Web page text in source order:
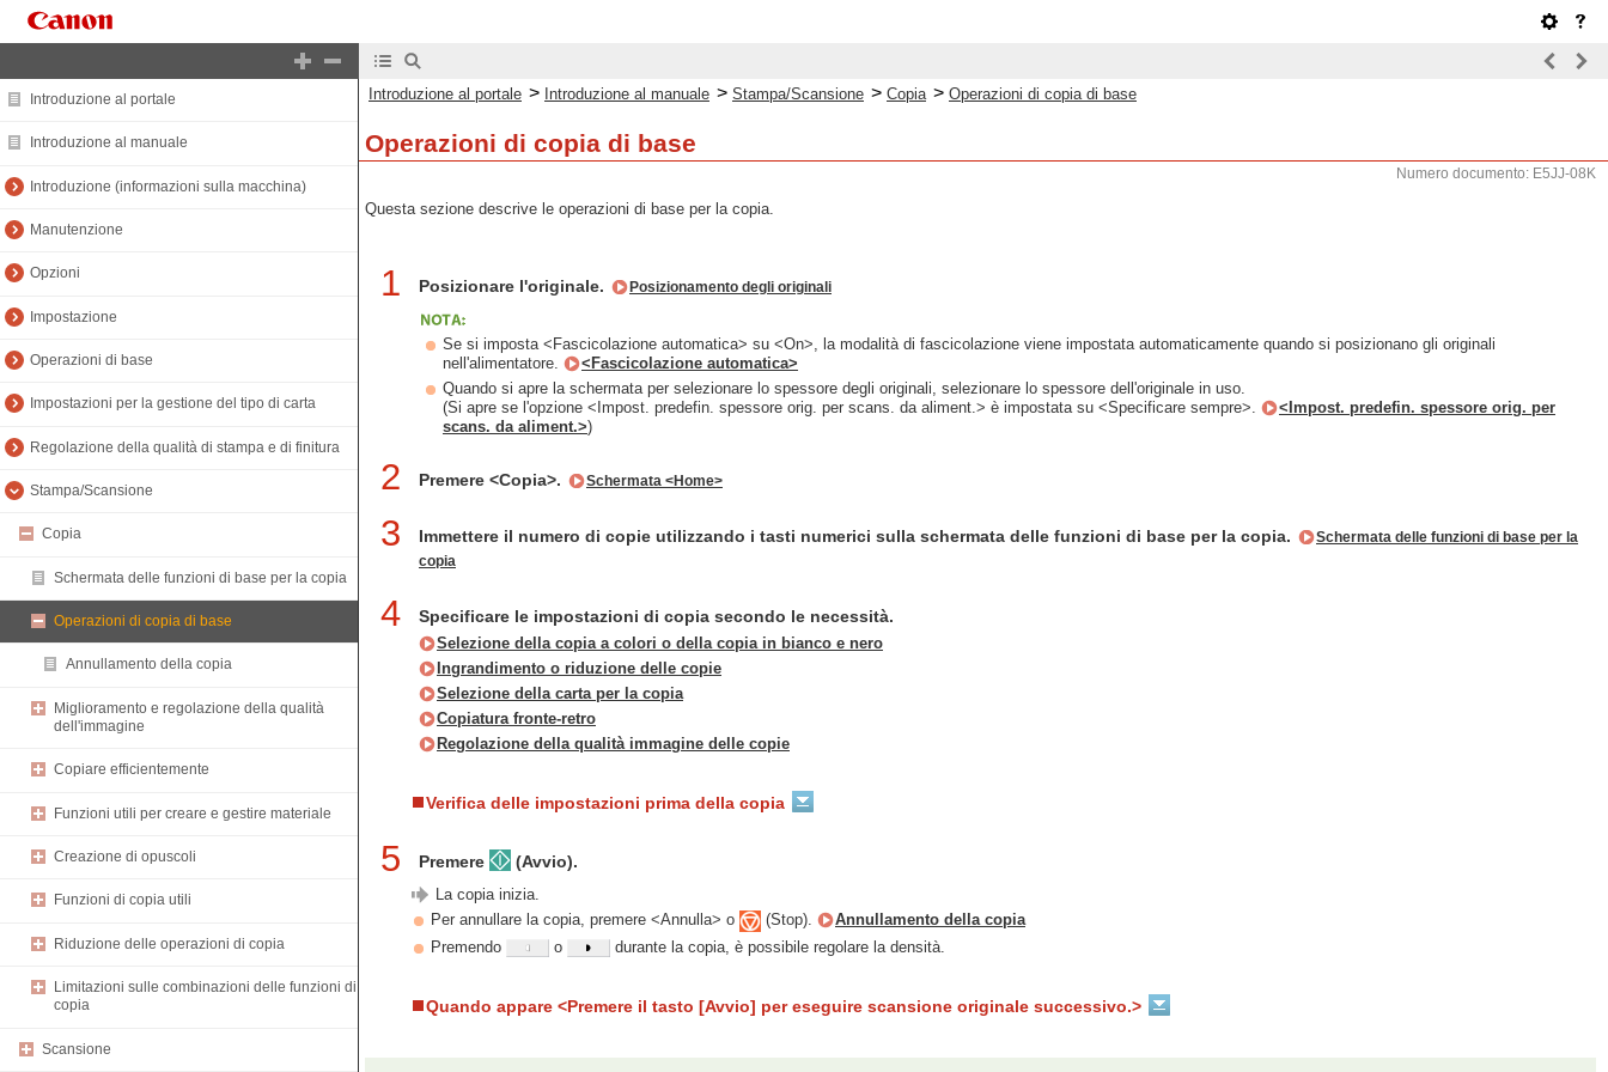
Introduzione al portale
Introduzione al manuale
Introduzione (informazioni sulla macchina)
Manutenzione
Opzioni
Impostazione
Operazioni di base
Impostazioni per la gestione del tipo di carta
Regolazione della qualità di stampa e di finitura
Stampa/Scansione
Copia
Schermata delle funzioni di base per la copia
Operazioni di copia di base
Annullamento della copia
Miglioramento e regolazione della qualità
dell'immagine
Copiare efficientemente
Funzioni utili per creare e gestire materiale
Creazione di opuscoli
Funzioni di copia utili
Riduzione delle operazioni di copia
Limitazioni sulle combinazioni delle funzioni di
copia
Scansione
Introduzione al portale > Introduzione al manuale > Stampa/Scansione > Copia > Operazioni di copia di base
Operazioni di copia di base
Numero documento: E5JJ-08K
Questa sezione descrive le operazioni di base per la copia.
1 Posizionare l'originale. Posizionamento degli originali
Se si imposta <Fascicolazione automatica> su <On>, la modalità di fascicolazione viene impostata automaticamente quando si posizionano gli originali
nell'alimentatore.
<Fascicolazione automatica>
Quando si apre la schermata per selezionare lo spessore degli originali, selezionare lo spessore dell'originale in uso.
(Si apre se l'opzione <Impost. predefin. spessore orig. per scans. da aliment.> è impostata su <Specificare sempre>.
<Impost. predefin. spessore orig. per
scans. da aliment.>)
2 Premere <Copia>. Schermata <Home>
3 Immettere il numero di copie utilizzando i tasti numerici sulla schermata delle funzioni di base per la copia.
Schermata delle funzioni di base per la
copia
4 Specificare le impostazioni di copia secondo le necessità.
Selezione della copia a colori o della copia in bianco e nero
Ingrandimento o riduzione delle copie
Selezione della carta per la copia
Copiatura fronte-retro
Regolazione della qualità immagine delle copie
Verifica delle impostazioni prima della copia
5 Premere (Avvio).
La copia inizia.
Per annullare la copia, premere <Annulla> o
(Stop).
Annullamento della copia
Premendo
o durante la copia, è possibile regolare la densità.
Quando appare <Premere il tasto [Avvio] per eseguire scansione originale successivo.>